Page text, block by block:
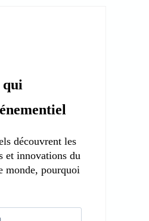
qui
découvrent les
et innovations du
monde, pourquoi